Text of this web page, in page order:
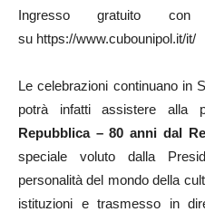
Ingresso gratuito con
su https://www.cubounipol.it/it/
Le celebrazioni continuano in
potrà infatti assistere alla
Repubblica – 80 anni dal
speciale voluto dalla
personalità del mondo della
istituzioni e trasmesso in